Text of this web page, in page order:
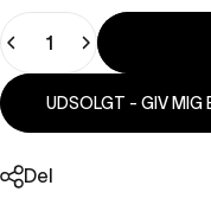
Mængde
UDSOLGT - GIV MIG
Del